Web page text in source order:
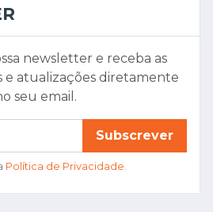
newsletter e receba as
e atualizações diretamente
seu email.
Subscrever
Política de Privacidade